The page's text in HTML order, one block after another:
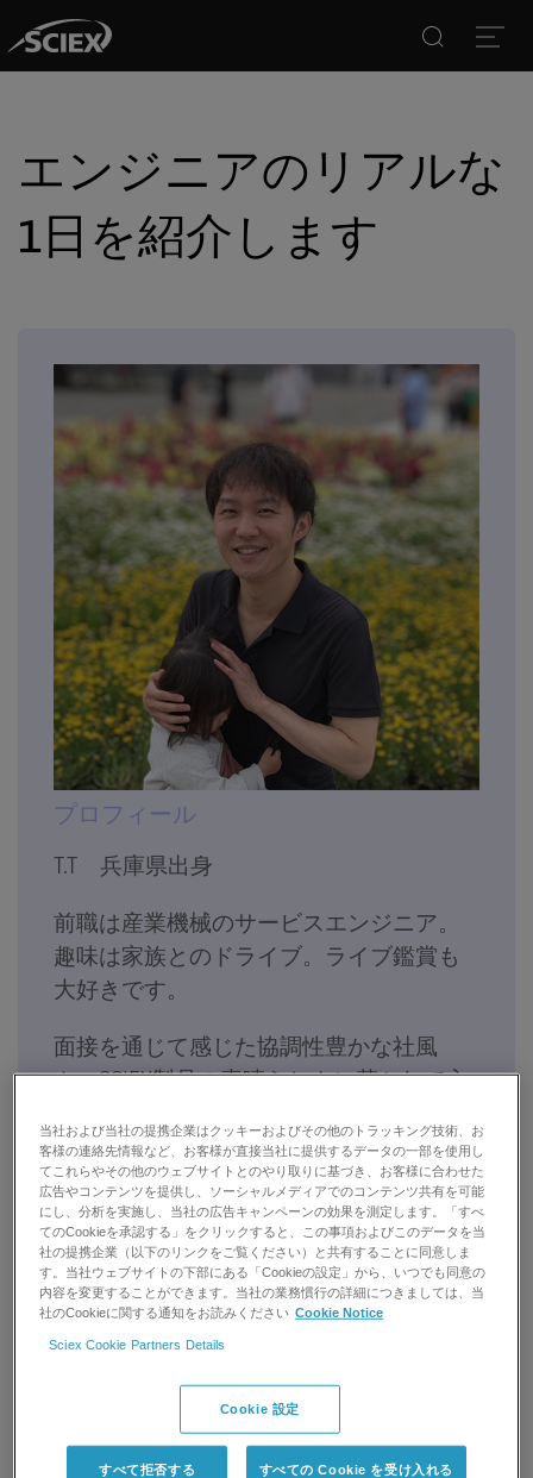
エンジニアのリアルな
1日を紹介します
プロフィール
T.T 兵庫県出身
前職は産業機械のサービスエンジニア。
趣味は家族とのドライブ。ライブ鑑賞も
大好きです。
面接を通じて感じた協調性豊かな社風
や、SCIEX製品の素晴らしさに惹かれて入
定期点検の例（通常２日ほどの作
業）
一日目
当社および当社の提携企業はクッキーおよびその他のトラッキング技術、お
客様の連絡先情報など、お客様が直接当社に提供するデータの一部を使用し
てこれらやその他のウェブサイトとのやり取りに基づき、お客様に合わせた
広告やコンテンツを提供し、ソーシャルメディアでのコンテンツ共有を可能
にし、分析を実施し、当社の広告キャンペーンの効果を測定します。「すべ
てのCookieを承認する」をクリックすると、この事項およびこのデータを当
社の提携企業（以下のリンクをご覧ください）と共有することに同意しま
す。当社ウェブサイトの下部にある「Cookieの設定」から、いつでも同意の
内容を変更することができます。当社の業務慣行の詳細につきましては、当
社のCookieに関する通知をお読みください Cookie Notice
Sciex Cookie Partners Details
Cookie 設定
すべて拒否する すべての Cookie を受け入れる